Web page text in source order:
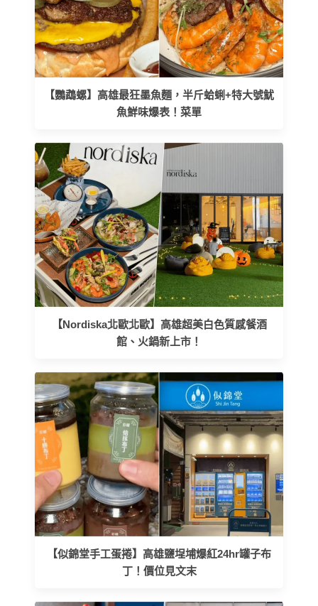
【鸚鵡螺】高雄最狂墨魚麵，半斤蛤蜊+特大號魷
魚鮮味爆表！菜單
【Nordiska北歐北歐】高雄超美白色質感餐酒
館、火鍋新上市！
【似錦堂手工蛋捲】高雄鹽埕埔爆紅24hr罐子布
丁！價位見文末